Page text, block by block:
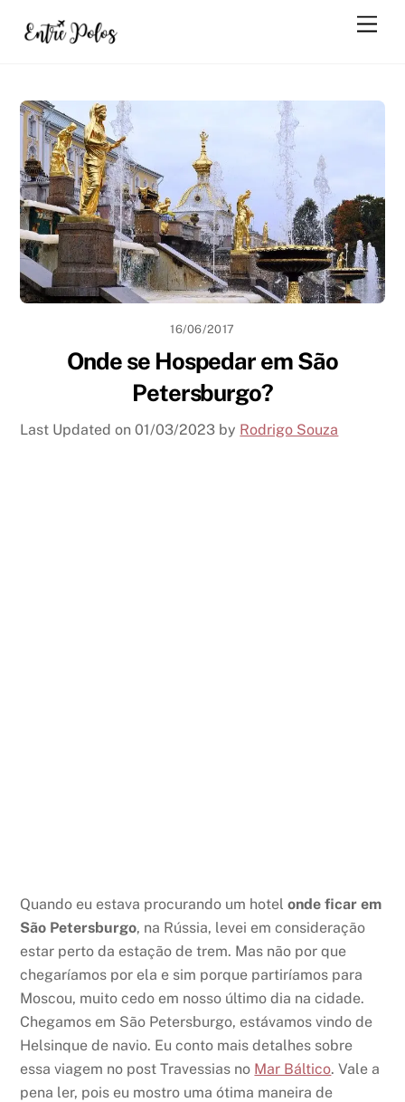
16/06/2017
Onde se Hospedar em São
Petersburgo?
Last Updated on01/03/2023 by Rodrigo Souza
Quando eu estava procurando um hotelonde ficar em
São Petersburgo, na Rússia, levei em consideração
estar perto da estação de trem. Mas não por que
chegaríamos por ela e sim porque partiríamos para
Moscou, muito cedo em nosso último dia na cidade.
Chegamos em São Petersburgo, estávamos vindo de
Helsinque de navio. Eu conto mais detalhes sobre
essa viagem no post Travessias no Mar Báltico. Vale a
pena ler, pois eu mostro uma ótima maneira de